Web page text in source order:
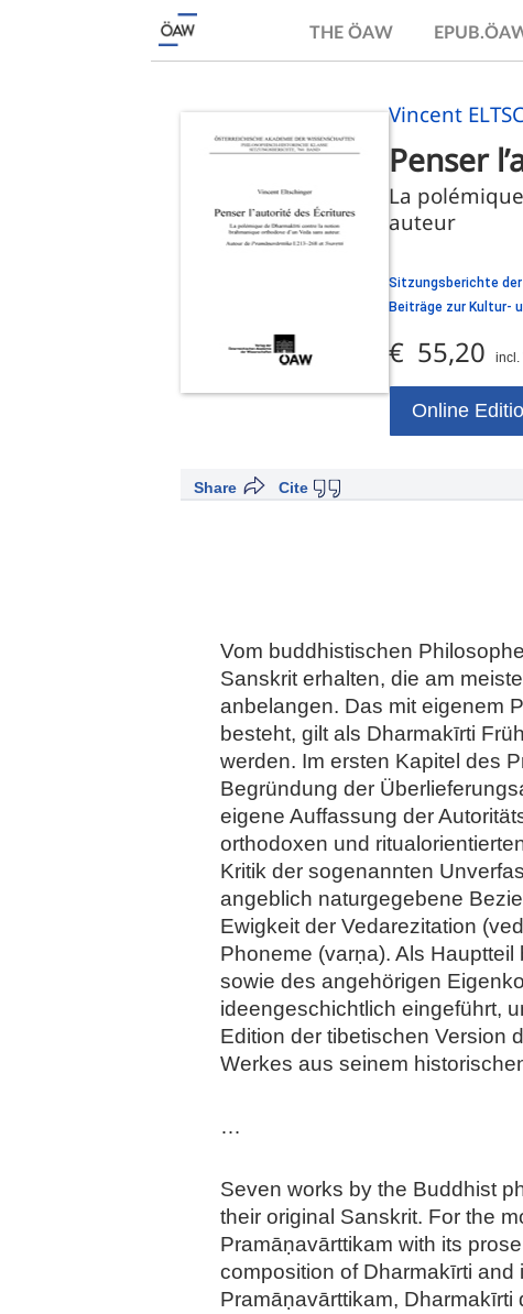
THE ÖAW
Vincent
Penser
La
auteur
Sitzungsberichte
Beiträge zur Kultur-
€ 55,20 incl.
Online
Cite
Share
Vom buddhistischen
Sanskrit erhalten, die am
anbelangen. Das mit eigenem
besteht, gilt als Dharmakīrti
werden. Im ersten Kapitel des
Begründung der
eigene Auffassung der
orthodoxen und
Kritik der sogenannten
angeblich naturgegebene
Ewigkeit der Vedarezitation
Phoneme (varṇa). Als
sowie des angehörigen
ideengeschichtlich eingeführt,
Edition der tibetischen Version
Werkes aus seinem
…
Seven works by the Buddhist
their original Sanskrit. For the
Pramāṇavārttikam with its
composition of Dharmakīrti and
Pramāṇavārttikam,